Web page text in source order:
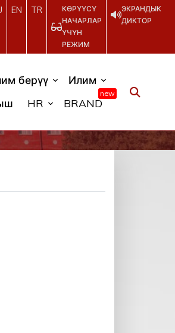
EN TR
КӨРҮҮСҮ
НАЧАРЛАР
ҮЧҮН
РЕЖИМ
ЭКРАНДЫК
ДИКТОР
берүү
Илим
HR BRAND
new